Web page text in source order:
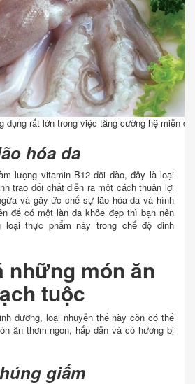
dụng rất lớn trong việc tăng cường hệ miễn
hóa da
lượng vitamin B12 dồi dào, đây là loại
trao đổi chất diễn ra một cách thuận lợi
và gây ức chế sự lão hóa da và hình
để có một làn da khỏe đẹp thì bạn nên
loại thực phẩm này trong chế độ dinh
những món ăn
tuộc
dưỡng, loại nhuyễn thể này còn có thể
ăn thơm ngon, hấp dẫn và có hương bị
giấm